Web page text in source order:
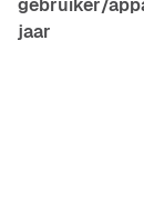
gebruiker/
jaar